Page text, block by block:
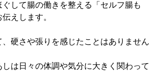
して腸の働きを整える「セルフ腸も
えします。
硬さや張りを感じたことはありません
は日々の体調や気分に大きく関わって